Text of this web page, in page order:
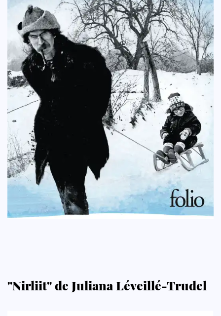
"Nirliit" de Juliana Léveillé-Trudel